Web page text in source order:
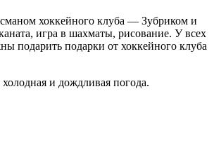
хоккейного клуба — Зубриком и
игра в шахматы, рисование. У всех
подарить подарки от хоккейного клуба
и дождливая погода.